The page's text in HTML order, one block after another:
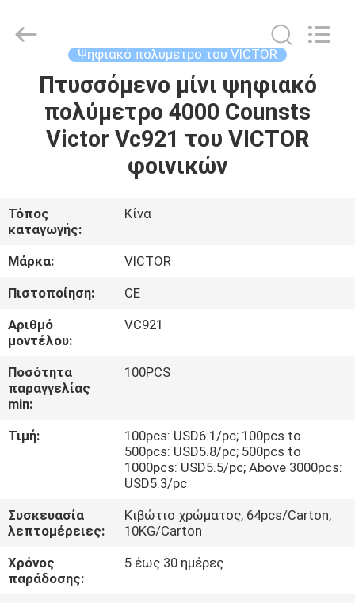
ΣΠΊΤΙ
ΠΡΟΪΌΝΤΑ
ΕΜΕΊΣ
ΓΎΡΟΣ
ΕΡΓΟΣΤΑΣΊΩΝ
ΠΟΙΟΤΙΚΌΣ
ΈΛΕΓΧΟΣ
ΕΛΆΤΕ
ΜΕ
ΕΙΔΉΣΕΙΣ
Rights
Ψηφιακό πολύμετρο του VICTOR
Πτυσσόμενο μίνι ψηφιακό
πολύμετρο 4000 Counsts
Victor Vc921 του VICTOR
φοινικών
Τόπος
καταγωγής:
Κίνα
Μάρκα:
VICTOR
Πιστοποίηση:
CE
Αριθμό
μοντέλου:
VC921
Ποσότητα
παραγγελίας
min:
100PCS
Τιμή:
100pcs: USD6.1/pc; 100pcs to
500pcs: USD5.8/pc; 500pcs to
1000pcs: USD5.5/pc; Above 3000pcs:
USD5.3/pc
Συσκευασία
λεπτομέρειες:
Κιβώτιο χρώματος, 64pcs/Carton,
10KG/Carton
Χρόνος
παράδοσης:
5 έως 30 ημέρες